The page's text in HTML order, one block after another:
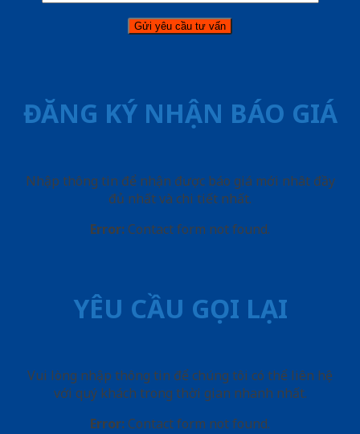
ĐĂNG KÝ NHẬN BÁO GIÁ
Nhập thông tin để nhận được báo giá mới nhât đầy
đủ nhất và chi tiết nhất.
Error: Contact form not found.
YÊU CẦU GỌI LẠI
Vui lòng nhập thông tin để chúng tôi có thể liên hệ
với quý khách trong thời gian nhanh nhất.
Error: Contact form not found.